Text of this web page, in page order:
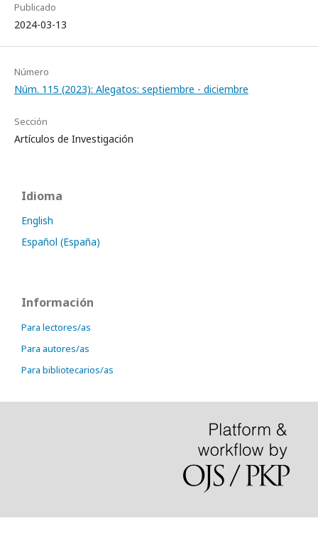
Publicado
2024-03-13
Número
Núm. 115 (2023): Alegatos: septiembre - diciembre
Sección
Artículos de Investigación
Idioma
English
Español (España)
Información
Para lectores/as
Para autores/as
Para bibliotecarios/as